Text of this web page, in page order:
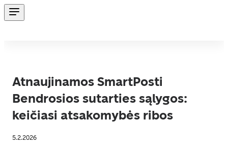
Atnaujinamos SmartPosti
Bendrosios sutarties sąlygos:
keičiasi atsakomybės ribos
5.2.2026